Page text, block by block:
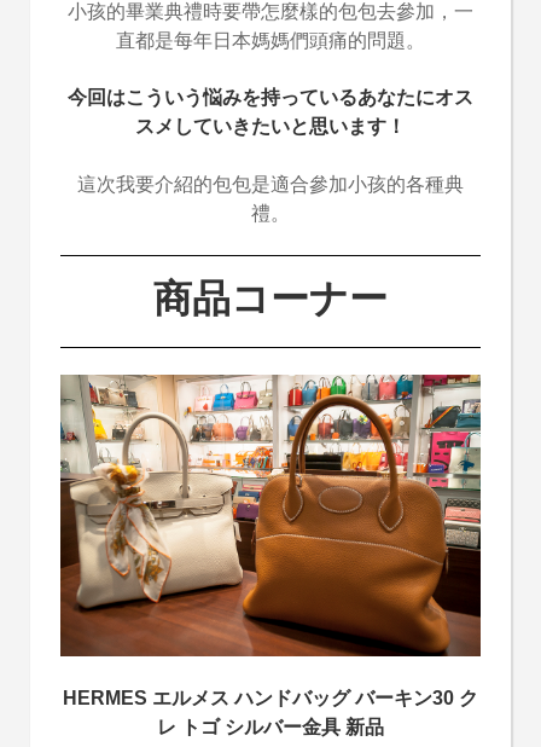
小孩的畢業典禮時要帶怎麼樣的包包去參加，一
直都是每年日本媽媽們頭痛的問題。
今回はこういう悩みを持っているあなたにオス
スメしていきたいと思います！
這次我要介紹的包包是適合參加小孩的各種典
禮。
商品コーナー
HERMES エルメス ハンドバッグ バーキン30 ク
レ トゴ シルバー金具 新品